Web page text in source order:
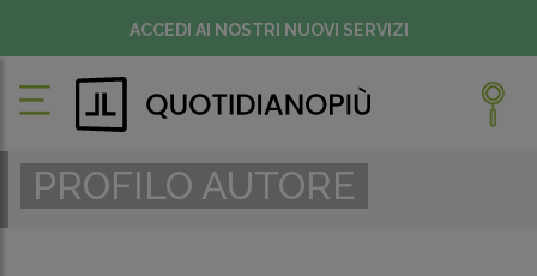
ACCEDI AI NOSTRI NUOVI SERVIZI
PROFILO AUTORE